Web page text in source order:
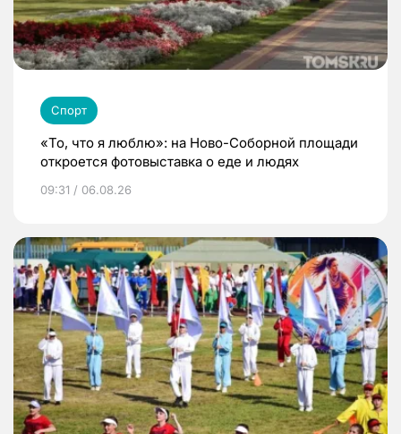
Спорт
«То, что я люблю»: на Ново-Соборной площади
откроется фотовыставка о еде и людях
09:31 / 06.08.26